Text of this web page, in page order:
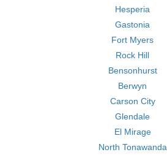
Hesperia
Gastonia
Fort Myers
Rock Hill
Bensonhurst
Berwyn
Carson City
Glendale
El Mirage
North Tonawanda